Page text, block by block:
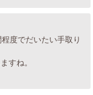
度でだいたい手取り
すね。